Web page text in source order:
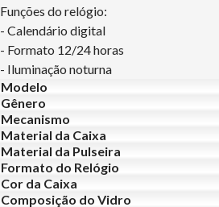
Funções do relógio:
- Calendário digital
- Formato 12/24 horas
- Iluminação noturna
Modelo
Gênero
Mecanismo
Material da Caixa
Material da Pulseira
Formato do Relógio
Cor da Caixa
Composição do Vidro